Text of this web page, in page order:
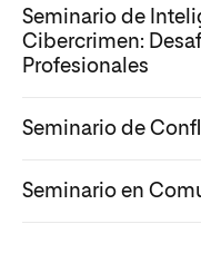
Seminario de
Cibercrimen:
Profesionales
Seminario de
Seminario en